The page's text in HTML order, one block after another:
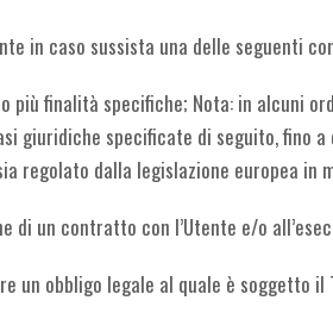
in caso sussista una delle seguenti
più finalità specifiche; Nota: in alcuni
giuridiche specificate di seguito,
regolato dalla legislazione europea in
di un contratto con l’Utente e/o
un obbligo legale al quale è soggetto il